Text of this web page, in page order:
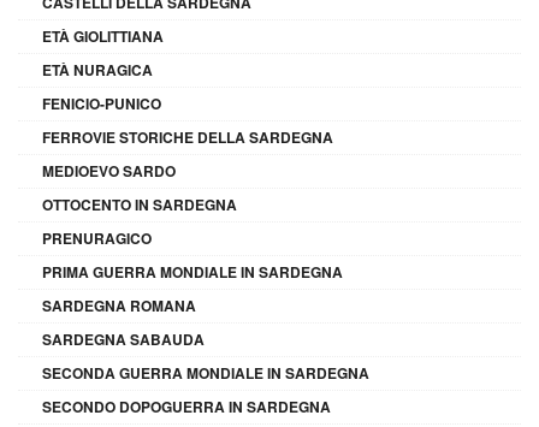
ETÀ GIOLITTIANA
ETÀ NURAGICA
FENICIO-PUNICO
FERROVIE STORICHE DELLA SARDEGNA
MEDIOEVO SARDO
OTTOCENTO IN SARDEGNA
PRENURAGICO
PRIMA GUERRA MONDIALE IN SARDEGNA
SARDEGNA ROMANA
SARDEGNA SABAUDA
SECONDA GUERRA MONDIALE IN SARDEGNA
SECONDO DOPOGUERRA IN SARDEGNA